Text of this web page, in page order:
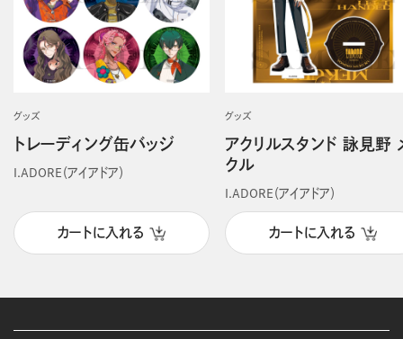
グッズ
トレーディング缶バッジ
I.ADORE（アイアドア）
カートに入れる
グッズ
アクリルスタンド 詠見野
クル
I.ADORE（アイアドア）
カートに入れる